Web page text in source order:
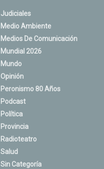
Judiciales
Medio Ambiente
Medios De Comunicación
Mundial 2026
Mundo
Opinión
Peronismo 80 Años
Podcast
Política
Provincia
Radioteatro
Salud
Sin Categoría